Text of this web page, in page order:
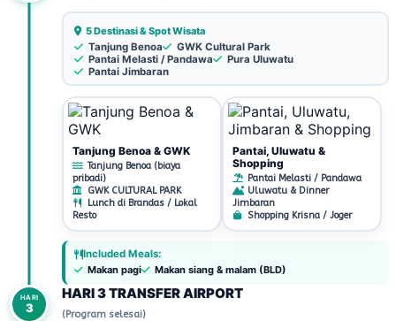
5 Destinasi & Spot Wisata
Tanjung Benoa
GWK Cultural Park
Pantai Melasti / Pandawa
Pura Uluwatu
Pantai Jimbaran
Tanjung Benoa & GWK
Tanjung Benoa (biaya
pribadi)
GWK CULTURAL PARK
Lunch di Brandas / Lokal
Resto
Pantai, Uluwatu &
Shopping
Pantai Melasti / Pandawa
Uluwatu & Dinner
Jimbaran
Shopping Krisna / Joger
Included Meals:
Makan pagi
Makan siang & malam (BLD)
HARI
3
HARI 3 TRANSFER AIRPORT
(Program selesai)